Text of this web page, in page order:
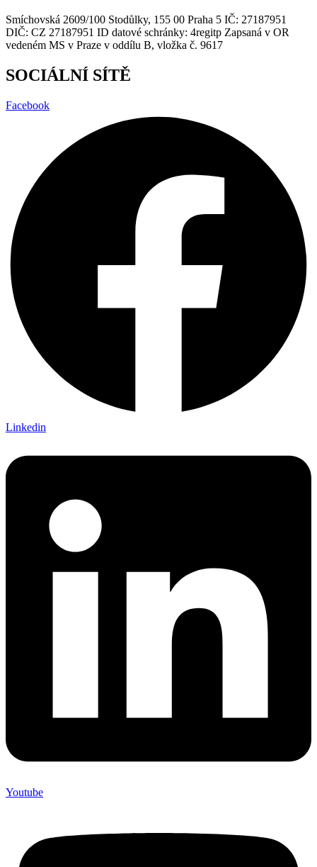
Smíchovská 2609/100 Stodůlky, 155 00 Praha 5 IČ: 27187951
DIČ: CZ 27187951 ID datové schránky: 4regitp Zapsaná v OR
vedeném MS v Praze v oddílu B, vložka č. 9617
SOCIÁLNÍ SÍTĚ
Facebook
Linkedin
Youtube